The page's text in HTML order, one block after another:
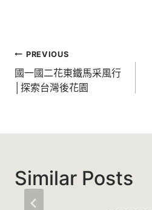
文
章
導
PREVIOUS
國一國二花東鐵馬采風行
│探索台灣後花園
Similar Posts